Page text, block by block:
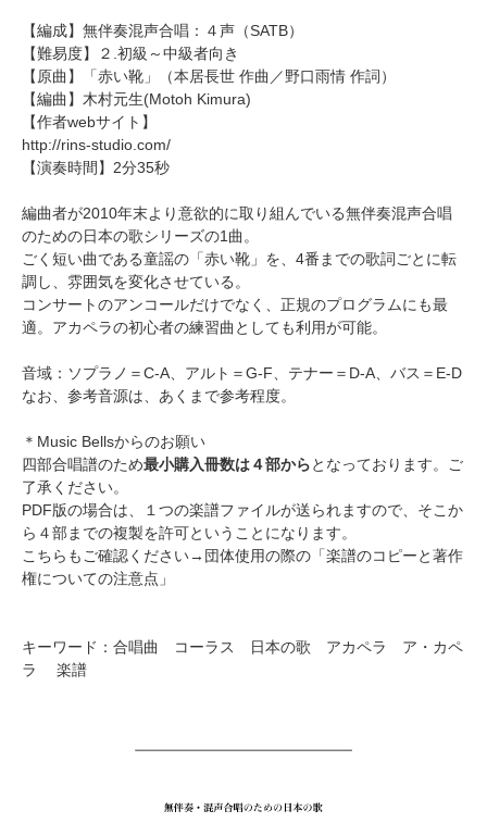
【編成】無伴奏混声合唱：４声（SATB）
【難易度】２.初級～中級者向き
【原曲】「赤い靴 」（本居長世 作曲／野口雨情 作詞）
【編曲】 木村元生(Motoh Kimura)
【作者webサイト】
http://rins-studio.com/
【演奏時間】2分35秒
編曲者が2010年末より意欲的に取り組んでいる無伴奏混声合唱
のための日本の歌シリーズの1曲。
ごく短い曲である童謡の「赤い靴」を、4番までの歌詞ごとに転
調し、雰囲気を変化させている。
コンサートのアンコールだけでなく、正規のプログラムにも最
適。アカペラの初心者の練習曲としても利用が可能。
音域：ソプラノ＝C-A、アルト＝G-F、テナー＝D-A、バス＝E-D
なお、参考音源は、あくまで参考程度。
＊Music Bellsからのお願い
四部合唱譜のため最小購入冊数は４部からとなっております。ご
了承ください。
PDF版の場合は、１つの楽譜ファイルが送られますので、そこか
ら４部までの複製を許可ということになります。
こちらもご確認ください→ 団体使用の際の「楽譜のコピーと著作
権についての注意点」
キーワード：合唱曲 コーラス 日本の歌 アカペラ ア・カペ
ラ 楽譜